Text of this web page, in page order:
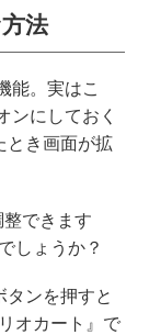
法
能。実はこ
ンにしておく
とき画面が拡
できます
しょうか？
タンを押すと
オカート』で